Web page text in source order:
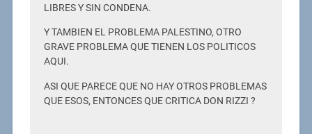
LIBRES Y SIN CONDENA.
Y TAMBIEN EL PROBLEMA PALESTINO, OTRO
GRAVE PROBLEMA QUE TIENEN LOS POLITICOS
AQUI.
ASI QUE PARECE QUE NO HAY OTROS PROBLEMAS
QUE ESOS, ENTONCES QUE CRITICA DON RIZZI ?